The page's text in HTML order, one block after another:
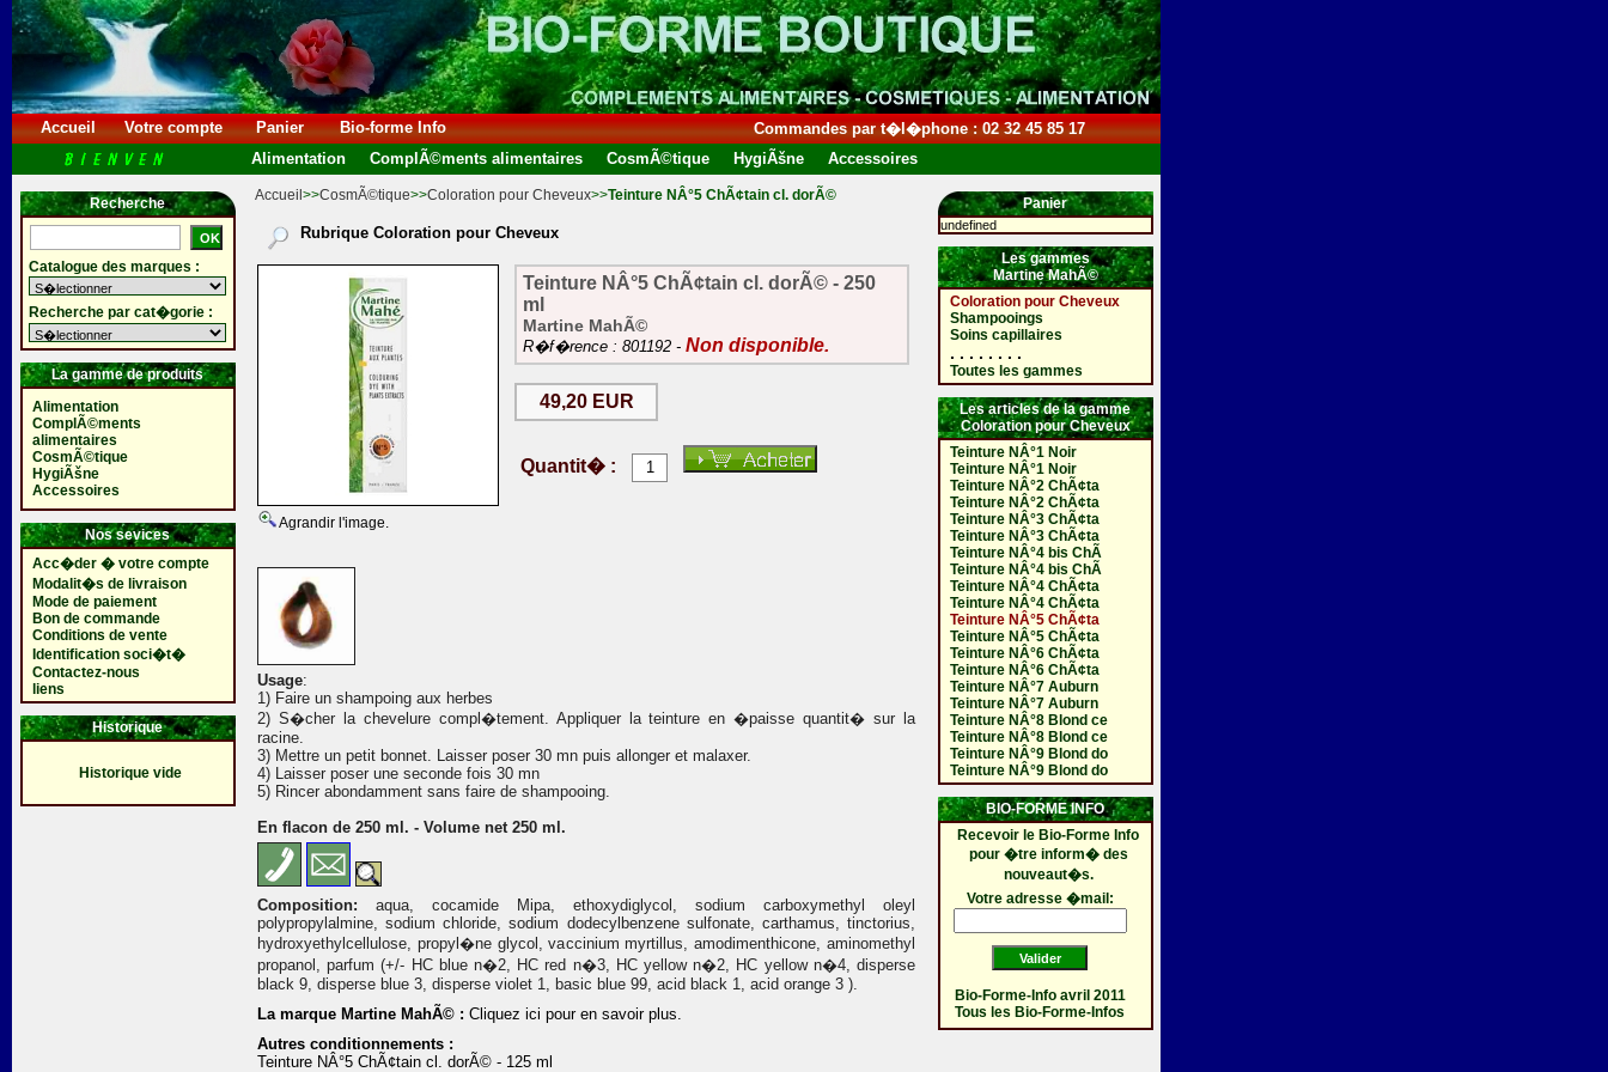
Accueil Votre compte Panier Bio-forme Info
Commandes par t�l�phone : 02 32 45 85 17
Alimentation
ComplÃ©ments alimentaires CosmÃ©tique HygiÃšne Accessoires
Recherche
Catalogue des marques :
Recherche par cat�gorie :
La gamme de produits
Alimentation
ComplÃ©ments
alimentaires
CosmÃ©tique
HygiÃšne
Accessoires
Nos sevices
Acc�der � votre compte
Modalit�s de livraison
Mode de paiement
Bon de commande
Conditions de vente
Identification soci�t�
Contactez-nous
liens
Historique
Historique vide
Accueil >>CosmÃ©tique>>Coloration pour Cheveux>>Teinture NÂ°5 ChÃ¢tain cl. dorÃ©
Rubrique Coloration pour Cheveux
Agrandir l'image.
Teinture NÂ°5 ChÃ¢tain cl. dorÃ© - 250
ml
Martine MahÃ©
R�f�rence : 801192 - Non disponible.
49,20 EUR
Quantit� :
Usage:
1) Faire un shampoing aux herbes
2) S�cher la chevelure compl�tement. Appliquer la teinture en �paisse quantit� sur la
racine.
3) Mettre un petit bonnet. Laisser poser 30 mn puis allonger et malaxer.
4) Laisser poser une seconde fois 30 mn
5) Rincer abondamment sans faire de shampooing.
En flacon de 250 ml. - Volume net 250 ml.
Composition: aqua, cocamide Mipa, ethoxydiglycol, sodium carboxymethyl oleyl
polypropylalmine, sodium chloride, sodium dodecylbenzene sulfonate, carthamus, tinctorius,
hydroxyethylcellulose, propyl�ne glycol, vaccinium myrtillus, amodimenthicone, aminomethyl
propanol, parfum (+/- HC blue n�2, HC red n�3, HC yellow n�2, HC yellow n�4, disperse
black 9, disperse blue 3, disperse violet 1, basic blue 99, acid black 1, acid orange 3 ).
La marque Martine MahÃ© : Cliquez ici pour en savoir plus.
Autres conditionnements :
Teinture NÂ°5 ChÃ¢tain cl. dorÃ© - 125 ml
Panier
undefined
Les gammes
Martine MahÃ©
Coloration pour Cheveux
Shampooings
Soins capillaires
. . . . . . . .
Toutes les gammes
Les articles de la gamme
Coloration pour Cheveux
Teinture NÂ°1 Noir
Teinture NÂ°1 Noir
Teinture NÂ°2 ChÃ¢ta
Teinture NÂ°2 ChÃ¢ta
Teinture NÂ°3 ChÃ¢ta
Teinture NÂ°3 ChÃ¢ta
Teinture NÂ°4 bis ChÃ
Teinture NÂ°4 bis ChÃ
Teinture NÂ°4 ChÃ¢ta
Teinture NÂ°4 ChÃ¢ta
Teinture NÂ°5 ChÃ¢ta
Teinture NÂ°5 ChÃ¢ta
Teinture NÂ°6 ChÃ¢ta
Teinture NÂ°6 ChÃ¢ta
Teinture NÂ°7 Auburn
Teinture NÂ°7 Auburn
Teinture NÂ°8 Blond ce
Teinture NÂ°8 Blond ce
Teinture NÂ°9 Blond do
Teinture NÂ°9 Blond do
BIO-FORME INFO
Recevoir le Bio-Forme Info
pour �tre inform� des
nouveaut�s.
Votre adresse �mail:
Bio-Forme-Info avril 2011
Tous les Bio-Forme-Infos